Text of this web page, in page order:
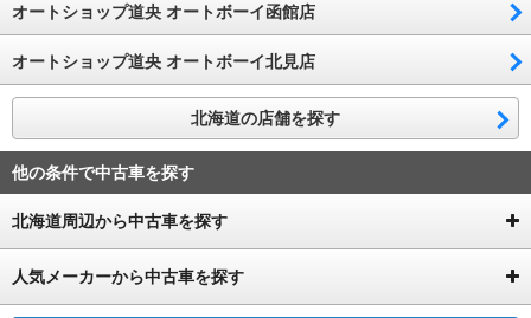
オートショップ道央 オートボーイ函館店
オートショップ道央 オートボーイ北見店
北海道の店舗を探す
他の条件で中古車を探す
北海道周辺から中古車を探す
人気メーカーから中古車を探す